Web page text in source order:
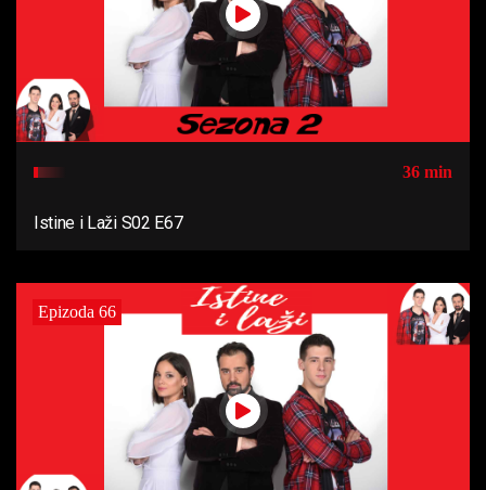
36 min
Istine i Laži S02 E67
Epizoda 66